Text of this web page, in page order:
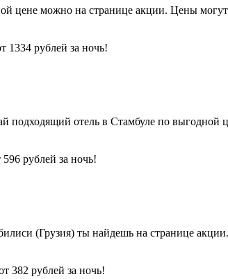
цене можно на странице акции. Цены
1334 рублей за ночь!
подходящий отель в Стамбуле по выгодной
рублей за ночь!
(Грузия) ты найдешь на странице акции.
382 рублей за ночь!